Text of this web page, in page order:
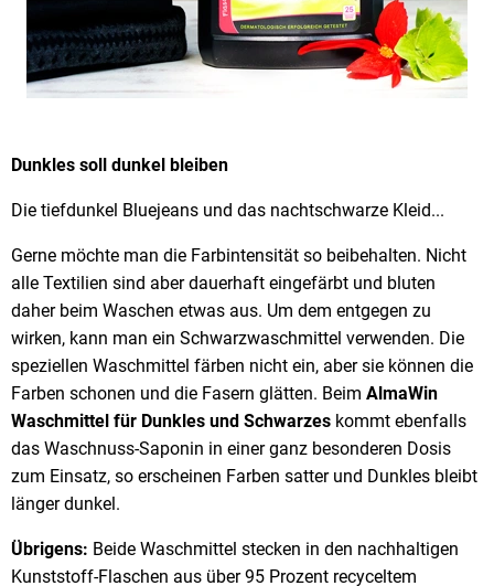
Dunkles soll dunkel bleiben
Die tiefdunkel Bluejeans und das nachtschwarze Kleid...
Gerne möchte man die Farbintensität so beibehalten. Nicht
alle Textilien sind aber dauerhaft eingefärbt und bluten
daher beim Waschen etwas aus. Um dem entgegen zu
wirken, kann man ein Schwarzwaschmittel verwenden. Die
speziellen Waschmittel färben nicht ein, aber sie können die
Farben schonen und die Fasern glätten. Beim AlmaWin
Waschmittel für Dunkles und Schwarzes kommt ebenfalls
das Waschnuss-Saponin in einer ganz besonderen Dosis
zum Einsatz, so erscheinen Farben satter und Dunkles bleibt
länger dunkel.
Übrigens: Beide Waschmittel stecken in den nachhaltigen
Kunststoff-Flaschen aus über 95 Prozent recyceltem